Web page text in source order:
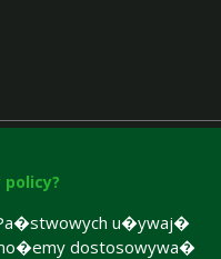
u�ywaj�
dostosowywa�